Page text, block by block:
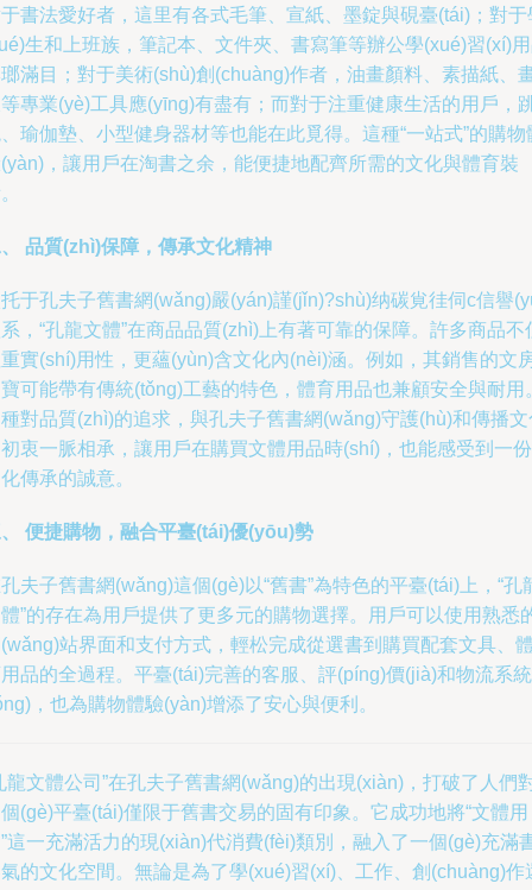
書法愛好者，這里有各式毛筆、宣紙、墨錠與硯臺(tái)；對于
生和上班族，筆記本、文件夾、書寫筆等辦公學(xué)習(xí)
滿目；對于美術(shù)創(chuàng)作者，油畫顏料、素描紙、
專業(yè)工具應(yīng)有盡有；而對于注重健康生活的用戶，
瑜伽墊、小型健身器材等也能在此覓得。這種“一站式”的購物
，讓用戶在淘書之余，能便捷地配齊所需的文化與體育裝
品質(zhì)保障，傳承文化精神
于孔夫子舊書網(wǎng)嚴(yán)謹(jǐn)?shù)纳碳覍徍伺c信譽
，“孔龍文體”在商品品質(zhì)上有著可靠的保障。許多商品不
實(shí)用性，更蘊(yùn)含文化內(nèi)涵。例如，其銷售的文
可能帶有傳統(tǒng)工藝的特色，體育用品也兼顧安全與耐用
對品質(zhì)的追求，與孔夫子舊書網(wǎng)守護(hù)和傳播文
衷一脈相承，讓用戶在購買文體用品時(shí)，也能感受到一份
傳承的誠意。
便捷購物，融合平臺(tái)優(yōu)勢
夫子舊書網(wǎng)這個(gè)以“舊書”為特色的平臺(tái)上，“孔
”的存在為用戶提供了更多元的購物選擇。用戶可以使用熟悉
站界面和支付方式，輕松完成從選書到購買配套文具、
品的全過程。平臺(tái)完善的客服、評(píng)價(jià)和物流系統
，也為購物體驗(yàn)增添了安心與便利。
龍文體公司”在孔夫子舊書網(wǎng)的出現(xiàn)，打破了人們
(gè)平臺(tái)僅限于舊書交易的固有印象。它成功地將“文體用
這一充滿活力的現(xiàn)代消費(fèi)類別，融入了一個(gè)充滿
的文化空間。無論是為了學(xué)習(xí)、工作、創(chuàng)作